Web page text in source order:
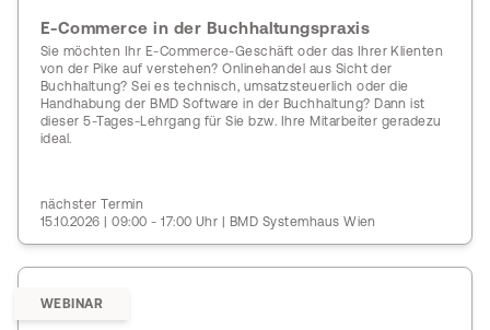
E-Commerce in der Buchhaltungspraxis
Sie möchten Ihr E-Commerce-Geschäft oder das Ihrer Klienten
von der Pike auf verstehen? Onlinehandel aus Sicht der
Buchhaltung? Sei es technisch, umsatzsteuerlich oder die
Handhabung der BMD Software in der Buchhaltung? Dann ist
dieser 5-Tages-Lehrgang für Sie bzw. Ihre Mitarbeiter geradezu
ideal.
nächster Termin
15.10.2026 | 09:00 - 17:00 Uhr | BMD Systemhaus Wien
WEBINAR